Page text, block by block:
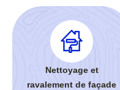
Nettoyage et
ravalement de façade